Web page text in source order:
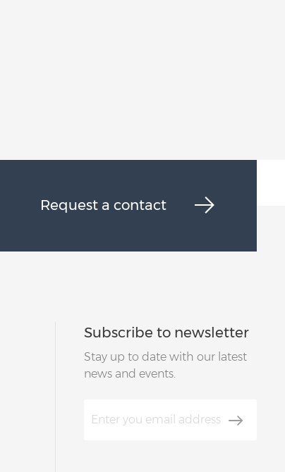
Request a contact
Subscribe to newsletter
Stay up to date with our latest
news and events.